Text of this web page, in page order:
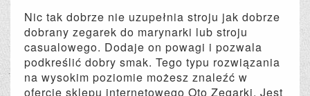
Nic tak dobrze nie uzupełnia stroju jak dobrze
dobrany zegarek do marynarki lub stroju
casualowego. Dodaje on powagi i pozwala
podkreślić dobry smak. Tego typu rozwiązania
na wysokim poziomie możesz znaleźć w
ofercie sklepu internetowego Oto Zegarki. Jest